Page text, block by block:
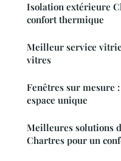
Isolation extérieure
confort thermique
Meilleur service
vitres
Fenêtres sur mesure
espace unique
Meilleures solutions
Chartres pour un